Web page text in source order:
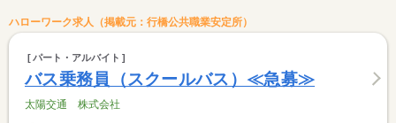
ハローワーク求人（掲載元：行橋公共職業安定所）
パート・アルバイト
バス乗務員（スクールバス）≪急募≫
太陽交通 株式会社